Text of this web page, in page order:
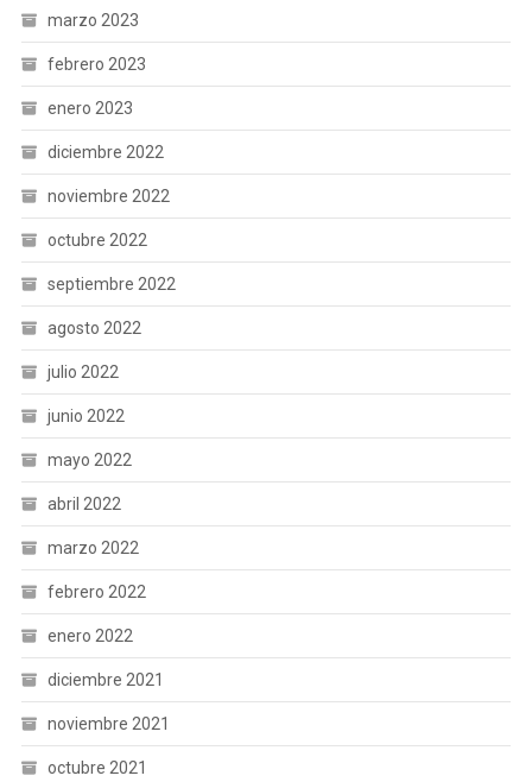
marzo 2023
febrero 2023
enero 2023
diciembre 2022
noviembre 2022
octubre 2022
septiembre 2022
agosto 2022
julio 2022
junio 2022
mayo 2022
abril 2022
marzo 2022
febrero 2022
enero 2022
diciembre 2021
noviembre 2021
octubre 2021